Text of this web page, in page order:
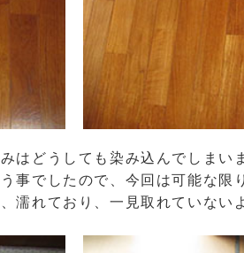
はどうしても染み込んでしまい
事でしたので、今回は可能な限
濡れており、一見取れていない